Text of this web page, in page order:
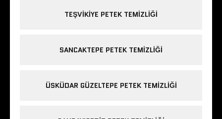
TEŞVIKIYE PETEK TEMIZLIĞI
SANCAKTEPE PETEK TEMIZLIĞI
ÜSKÜDAR GÜZELTEPE PETEK TEMIZLIĞI